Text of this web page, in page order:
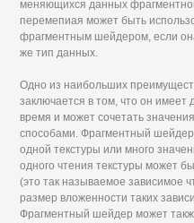
меняющихся данных
перемепиая может быть
фрагментным шейдером, если
же тип данных.
Одно из наибольших
заключается в том, что он имеет
время и может сочетать
способами. Фрагментный
одной текстуры или много
одного чтения текстуры может
(это так называемое зависимое
размер вложенности таких
Фрагментный шейдер может